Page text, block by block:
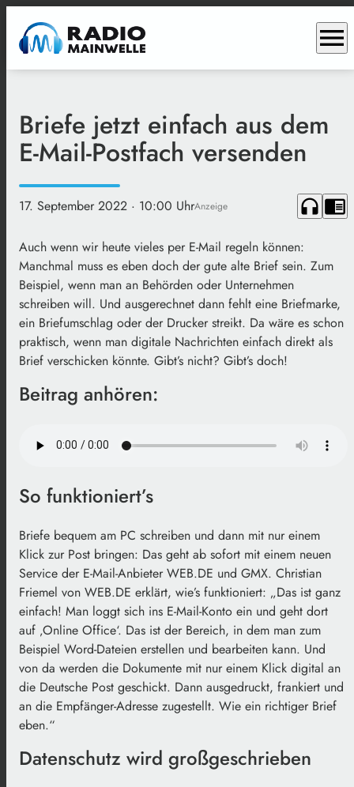
menu
Briefe jetzt einfach aus dem
E-Mail-Postfach versenden
17. September 2022 · 10:00 UhrAnzeige headphones chrome_reader_mode
Auch wenn wir heute vieles per E-Mail regeln können:
Manchmal muss es eben doch der gute alte Brief sein. Zum
Beispiel, wenn man an Behörden oder Unternehmen
schreiben will. Und ausgerechnet dann fehlt eine Briefmarke,
ein Briefumschlag oder der Drucker streikt. Da wäre es schon
praktisch, wenn man digitale Nachrichten einfach direkt als
Brief verschicken könnte. Gibt’s nicht? Gibt’s doch!
Beitrag anhören:
So funktioniert’s
Briefe bequem am PC schreiben und dann mit nur einem
Klick zur Post bringen: Das geht ab sofort mit einem neuen
Service der E-Mail-Anbieter WEB.DE und GMX. Christian
Friemel von WEB.DE erklärt, wie’s funktioniert: „Das ist ganz
einfach! Man loggt sich ins E-Mail-Konto ein und geht dort
auf ‚Online Office‘. Das ist der Bereich, in dem man zum
Beispiel Word-Dateien erstellen und bearbeiten kann. Und
von da werden die Dokumente mit nur einem Klick digital an
die Deutsche Post geschickt. Dann ausgedruckt, frankiert und
an die Empfänger-Adresse zugestellt. Wie ein richtiger Brief
eben.“
Datenschutz wird großgeschrieben